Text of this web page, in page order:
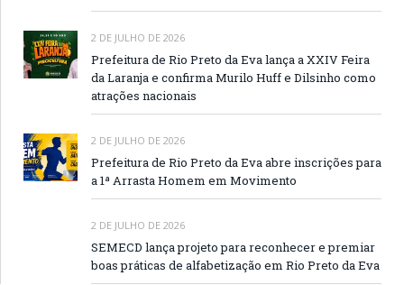
2 DE JULHO DE 2026
Prefeitura de Rio Preto da Eva lança a XXIV Feira
da Laranja e confirma Murilo Huff e Dilsinho como
atrações nacionais
2 DE JULHO DE 2026
Prefeitura de Rio Preto da Eva abre inscrições para
a 1ª Arrasta Homem em Movimento
2 DE JULHO DE 2026
SEMECD lança projeto para reconhecer e premiar
boas práticas de alfabetização em Rio Preto da Eva